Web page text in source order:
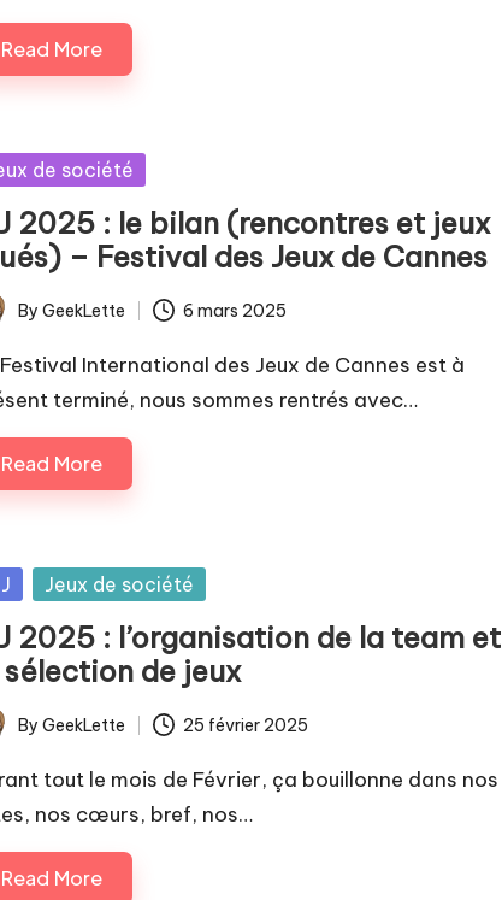
Read More
de société
2025 : le bilan (rencontres et jeux
– Festival des Jeux de Cannes
By GeekLette 6 mars 2025
International des Jeux de Cannes est à
terminé, nous sommes rentrés avec…
Read More
Jeux de société
2025 : l’organisation de la team et
sélection de jeux
By GeekLette 25 février 2025
tout le mois de Février, ça bouillonne dans nos
nos cœurs, bref, nos…
Read More